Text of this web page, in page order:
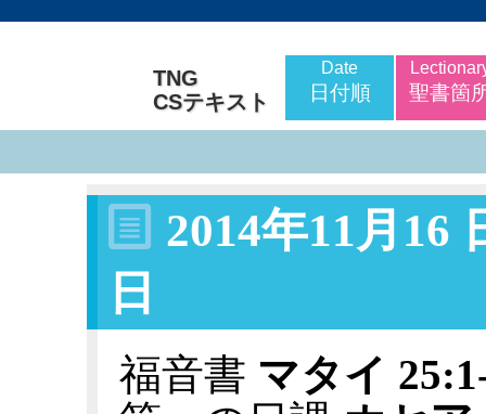
TNG
CSテキスト
Date
日付順 聖書箇
2014年11月16
日
福音書 マタイ